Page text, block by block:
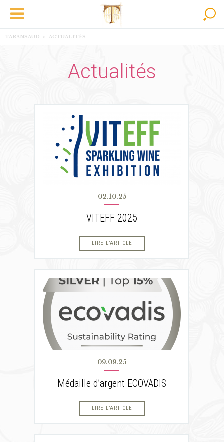
Menu
TARANSAUD ›› ACTUALITÉS
Actualités
02.10.25
VITEFF 2025
LIRE L’ARTICLE
09.09.25
Médaille d’argent ECOVADIS
LIRE L’ARTICLE